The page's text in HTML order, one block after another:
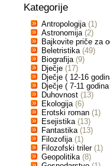
Kategorije
Antropologija (1)
Astronomija (2)
Bajkovite priče za
Beletristika (49)
Biografija (9)
Dječje (17)
Dječje ( 12-16
Dječje ( 7-11
Duhovnost (13)
Ekologija (6)
Erotski roman (1)
Esejistika (13)
Fantastika (13)
Filozofija (1)
Filozofski triler (1)
Geopolitika (8)